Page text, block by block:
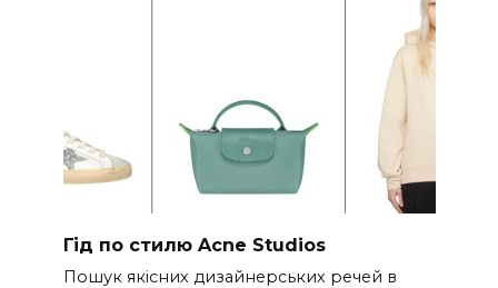
Гід по стилю Acne Studios
Пошук якісних дизайнерських речей в